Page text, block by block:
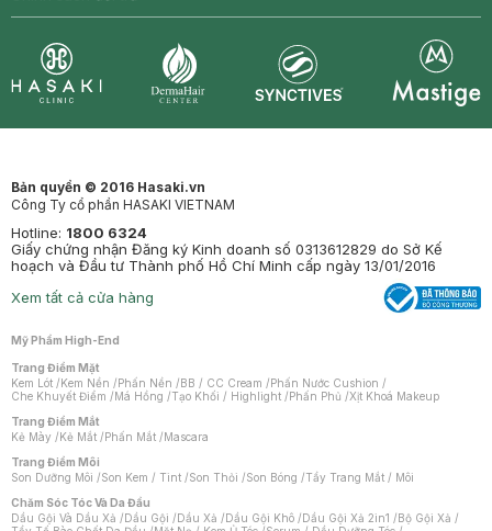
Bản quyền © 2016 Hasaki.vn
Công Ty cổ phần HASAKI VIETNAM
Hotline: 1800 6324
Giấy chứng nhận Đăng ký Kinh doanh số 0313612829 do Sở Kế
hoạch và Đầu tư Thành phố Hồ Chí Minh cấp ngày 13/01/2016
Xem tất cả cửa hàng
Mỹ Phẩm High-End
Trang Điểm Mặt
Kem Lót /Kem Nền /Phấn Nền /BB / CC Cream /Phấn Nước Cushion /
Che Khuyết Điểm /Má Hồng /Tạo Khối / Highlight /Phấn Phủ /Xịt Khoá Makeup
Trang Điểm Mắt
Kẻ Mày /Kẻ Mắt /Phấn Mắt /Mascara
Trang Điểm Môi
Son Dưỡng Môi /Son Kem / Tint /Son Thỏi /Son Bóng /Tẩy Trang Mắt / Môi
Chăm Sóc Tóc Và Da Đầu
Dầu Gội Và Dầu Xả /Dầu Gội /Dầu Xả /Dầu Gội Khô /Dầu Gội Xả 2in1 /Bộ Gội Xả /